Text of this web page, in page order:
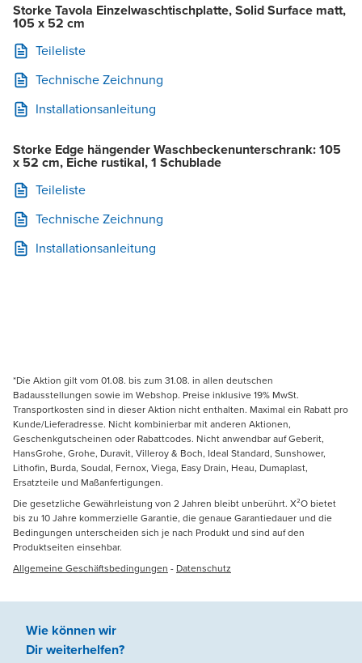
Storke Tavola Einzelwaschtischplatte, Solid Surface matt,
105 x 52 cm
Teileliste
Technische Zeichnung
Installationsanleitung
Storke Edge hängender Waschbeckenunterschrank: 105
x 52 cm, Eiche rustikal, 1 Schublade
Teileliste
Technische Zeichnung
Installationsanleitung
*Die Aktion gilt vom 01.08. bis zum 31.08. in allen deutschen
Badausstellungen sowie im Webshop. Preise inklusive 19% MwSt.
Transportkosten sind in dieser Aktion nicht enthalten. Maximal ein Rabatt pro
Kunde/Lieferadresse. Nicht kombinierbar mit anderen Aktionen,
Geschenkgutscheinen oder Rabattcodes. Nicht anwendbar auf Geberit,
HansGrohe, Grohe, Duravit, Villeroy & Boch, Ideal Standard, Sunshower,
Lithofin, Burda, Soudal, Fernox, Viega, Easy Drain, Heau, Dumaplast,
Ersatzteile und Maßanfertigungen.
Die gesetzliche Gewährleistung von 2 Jahren bleibt unberührt. X²O bietet
bis zu 10 Jahre kommerzielle Garantie, die genaue Garantiedauer und die
Bedingungen unterscheiden sich je nach Produkt und sind auf den
Produktseiten einsehbar.
Allgemeine Geschäftsbedingungen - Datenschutz
Wie können wir
Dir weiterhelfen?